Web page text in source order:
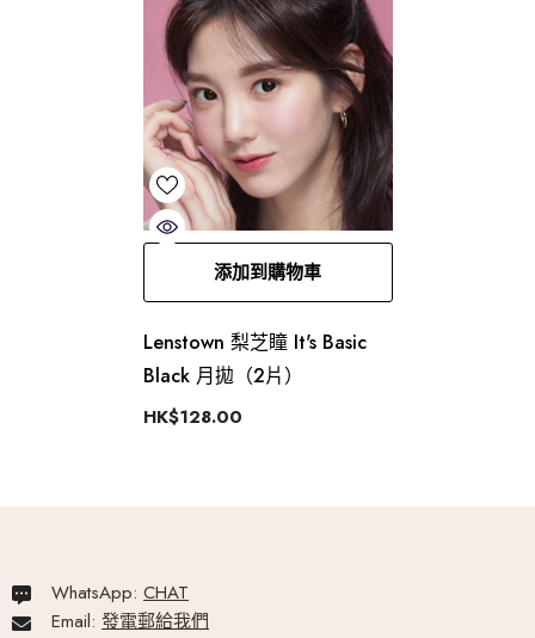
添加到購物車
Lenstown 梨芝瞳 It's Basic
Black 月拋（2片）
HK$128.00
WhatsApp: CHAT
Email: 發電郵給我們